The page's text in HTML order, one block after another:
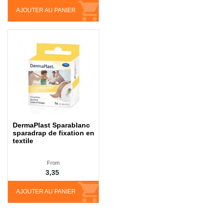
AJOUTER AU PANIER
DermaPlast Sparablanc
sparadrap de fixation en
textile
AJOUTER AU PANIER
From
3,35